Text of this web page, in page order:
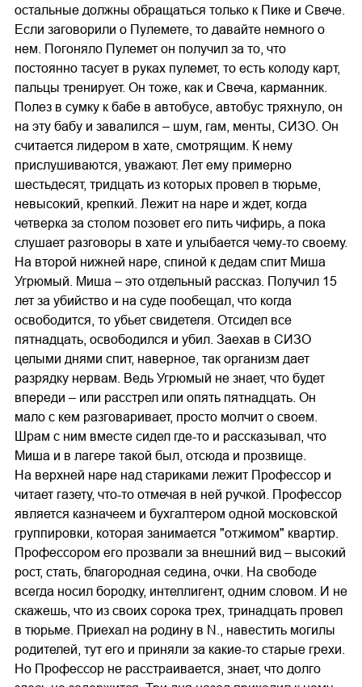
остальные должны обращаться только к Пике и Свече.
Если заговорили о Пулемете, то давайте немного о
нем. Погоняло Пулемет он получил за то, что
постоянно тасует в руках пулемет, то есть колоду карт,
пальцы тренирует. Он тоже, как и Свеча, карманник.
Полез в сумку к бабе в автобусе, автобус тряхнуло, он
на эту бабу и завалился – шум, гам, менты, СИЗО. Он
считается лидером в хате, смотрящим. К нему
прислушиваются, уважают. Лет ему примерно
шестьдесят, тридцать из которых провел в тюрьме,
невысокий, крепкий. Лежит на наре и ждет, когда
четверка за столом позовет его пить чифирь, а пока
слушает разговоры в хате и улыбается чему-то своему.
На второй нижней наре, спиной к дедам спит Миша
Угрюмый. Миша – это отдельный рассказ. Получил 15
лет за убийство и на суде пообещал, что когда
освободится, то убьет свидетеля. Отсидел все
пятнадцать, освободился и убил. Заехав в СИЗО
целыми днями спит, наверное, так организм дает
разрядку нервам. Ведь Угрюмый не знает, что будет
впереди – или расстрел или опять пятнадцать. Он
мало с кем разговаривает, просто молчит о своем.
Шрам с ним вместе сидел где-то и рассказывал, что
Миша и в лагере такой был, отсюда и прозвище.
На верхней наре над стариками лежит Профессор и
читает газету, что-то отмечая в ней ручкой. Профессор
является казначеем и бухгалтером одной московской
группировки, которая занимается "отжимом" квартир.
Профессором его прозвали за внешний вид – высокий
рост, стать, благородная седина, очки. На свободе
всегда носил бородку, интеллигент, одним словом. И не
скажешь, что из своих сорока трех, тринадцать провел
в тюрьме. Приехал на родину в N., навестить могилы
родителей, тут его и приняли за какие-то старые грехи.
Но Профессор не расстраивается, знает, что долго